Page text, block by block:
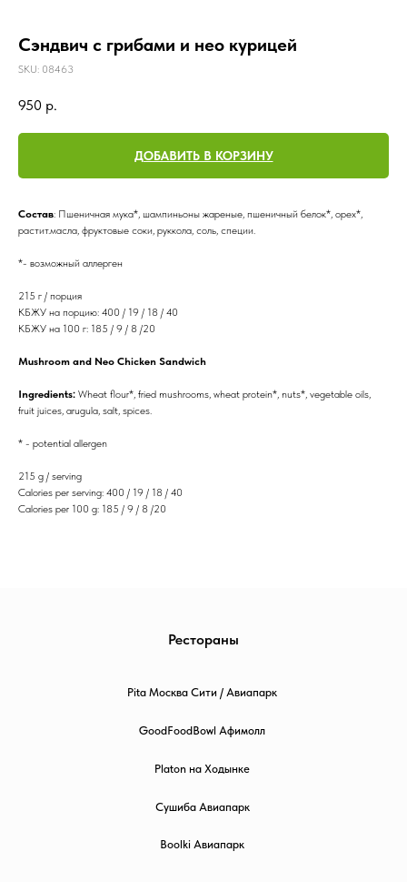
Сэндвич с грибами и нео курицей
SKU: 08463
950 р.
ДОБАВИТЬ В КОРЗИНУ
Состав: Пшеничная мука*, шампиньоны жареные, пшеничный белок*, орех*,
растит.масла, фруктовые соки, руккола, соль, специи.
*- возможный аллерген
215 г / порция
КБЖУ на порцию: 400 / 19 / 18 / 40
КБЖУ на 100 г: 185 / 9 / 8 /20
Mushroom and Neo Chicken Sandwich
Ingredients: Wheat flour*, fried mushrooms, wheat protein*, nuts*, vegetable oils,
fruit juices, arugula, salt, spices.
* - potential allergen
215 g / serving
Calories per serving: 400 / 19 / 18 / 40
Calories per 100 g: 185 / 9 / 8 /20
Рестораны
Pita Москва Сити / Авиапарк
GoodFoodBowl Афимолл
Platon на Ходынке
Сушиба Авиапарк
Boolki Авиапарк